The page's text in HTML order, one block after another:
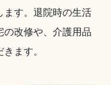
ます。退院時の生活
の改修や、介護用品
ます。